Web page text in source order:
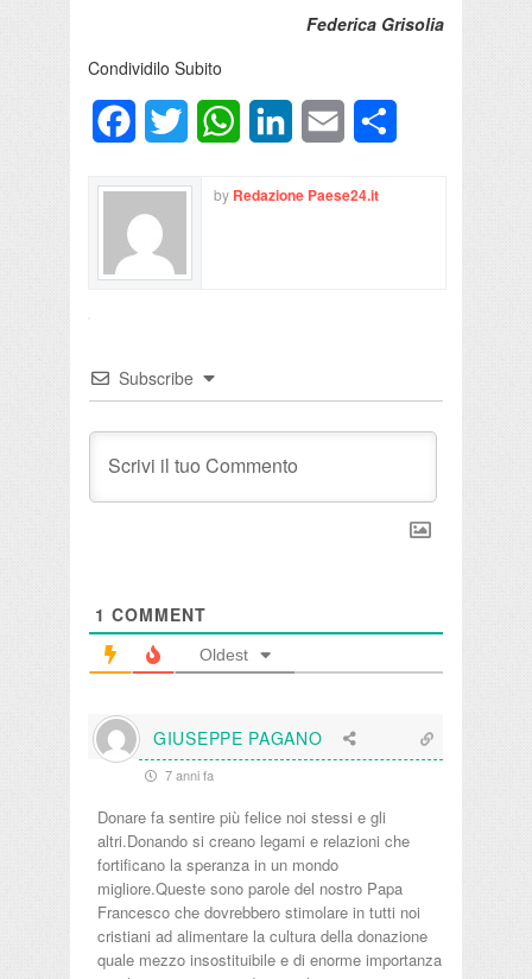
Federica Grisolia
Condividilo Subito
FacebookTwitter WhatsAppLinkedInEmail
by Redazione Paese24.it
Subscribe
1 COMMENT
Oldest
GIUSEPPE PAGANO
7 anni fa
Donare fa sentire più felice noi stessi e gli
altri.Donando si creano legami e relazioni che
fortificano la speranza in un mondo
migliore.Queste sono parole del nostro Papa
Francesco che dovrebbero stimolare in tutti noi
cristiani ad alimentare la cultura della donazione
quale mezzo insostituibile e di enorme importanza